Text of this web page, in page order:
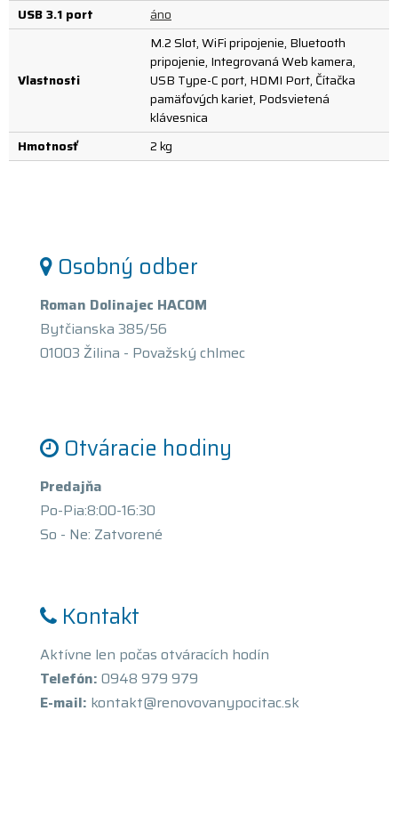
USB 3.1 port áno
Vlastnosti
M.2 Slot, WiFi pripojenie, Bluetooth
pripojenie, Integrovaná Web kamera,
USB Type-C port, HDMI Port, Čítačka
pamäťových kariet, Podsvietená
klávesnica
Hmotnosť
2 kg
Osobný odber
Roman Dolinajec HACOM
Bytčianska 385/56
01003 Žilina - Považský chlmec
Otváracie hodiny
Predajňa
Po-Pia:8:00-16:30
So - Ne: Zatvorené
Kontakt
Aktívne len počas otváracích hodín
Telefón: 0948 979 979
E-mail: kontakt@renovovanypocitac.sk